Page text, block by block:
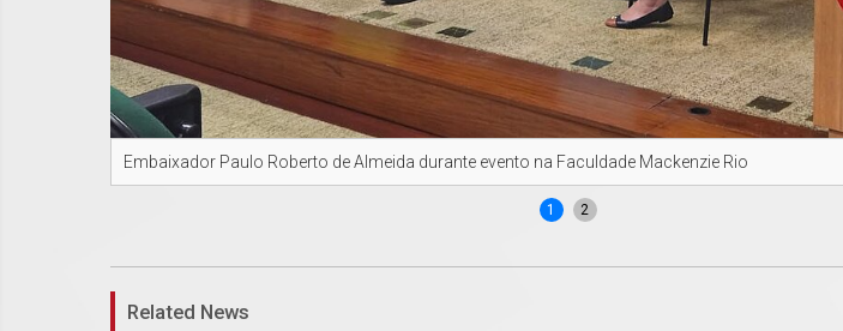
Embaixador Paulo Roberto de Almeida durante evento na Faculdade Mackenzie Rio
1 2
Related News